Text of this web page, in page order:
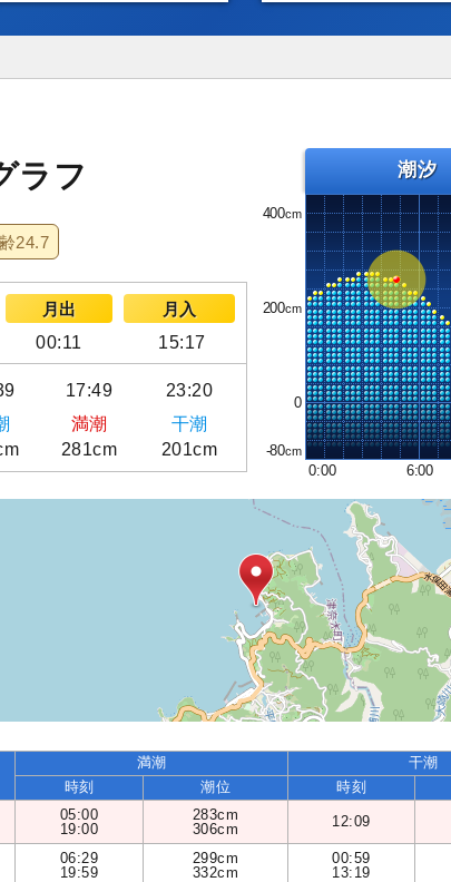
ラフ
24.7
月出
月入
00:11 15:17
17:49 23:20
満潮
干潮
281cm 201cm
潮汐
400
200
0
-80
0:00
6:00
満潮 干潮
時刻 潮位 時刻
05:00
19:00
283cm
306cm
12:09
06:29
19:59
299cm
332cm
00:59
13:19